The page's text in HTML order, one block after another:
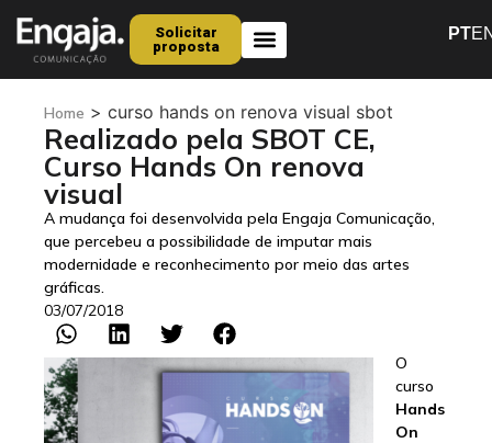
Solicitar
proposta
PT
Home >curso hands on renova visual sbot
Realizado pela SBOT CE,
Curso Hands On renova
visual
A mudança foi desenvolvida pela Engaja Comunicação,
que percebeu a possibilidade de imputar mais
modernidade e reconhecimento por meio das artes
gráficas.
03/07/2018
O
curso
Hands
On